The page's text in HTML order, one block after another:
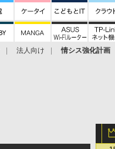
法人向け 情シス強化計画